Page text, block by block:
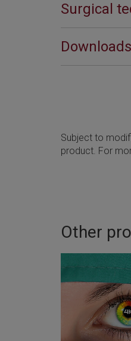
Surgical
Downloads
Subject to
product. For
Other